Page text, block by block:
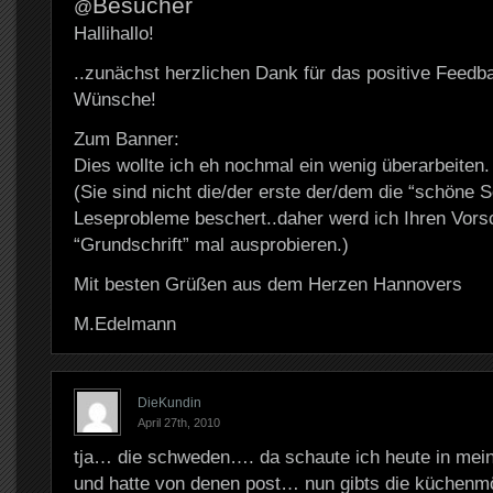
@
Hallihallo!
..zunächst herzlichen Dank für das positive
Wünsche!
Zum Banner:
Dies wollte ich eh nochmal ein wenig überarbeiten.
(Sie sind nicht die/der erste der/dem die “schöne
Leseprobleme beschert..daher werd ich Ihren
“Grundschrift” mal ausprobieren.)
Mit besten Grüßen aus dem Herzen Hannovers
M.Edelmann
DieKundin
April 27th, 2010
tja… die schweden…. da schaute ich heute in
und hatte von denen post… nun gibts die